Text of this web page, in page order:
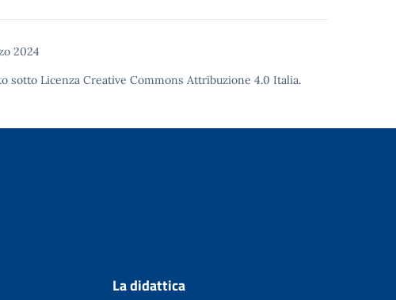
2024
sotto Licenza Creative Commons Attribuzione 4.0 Italia.
La didattica